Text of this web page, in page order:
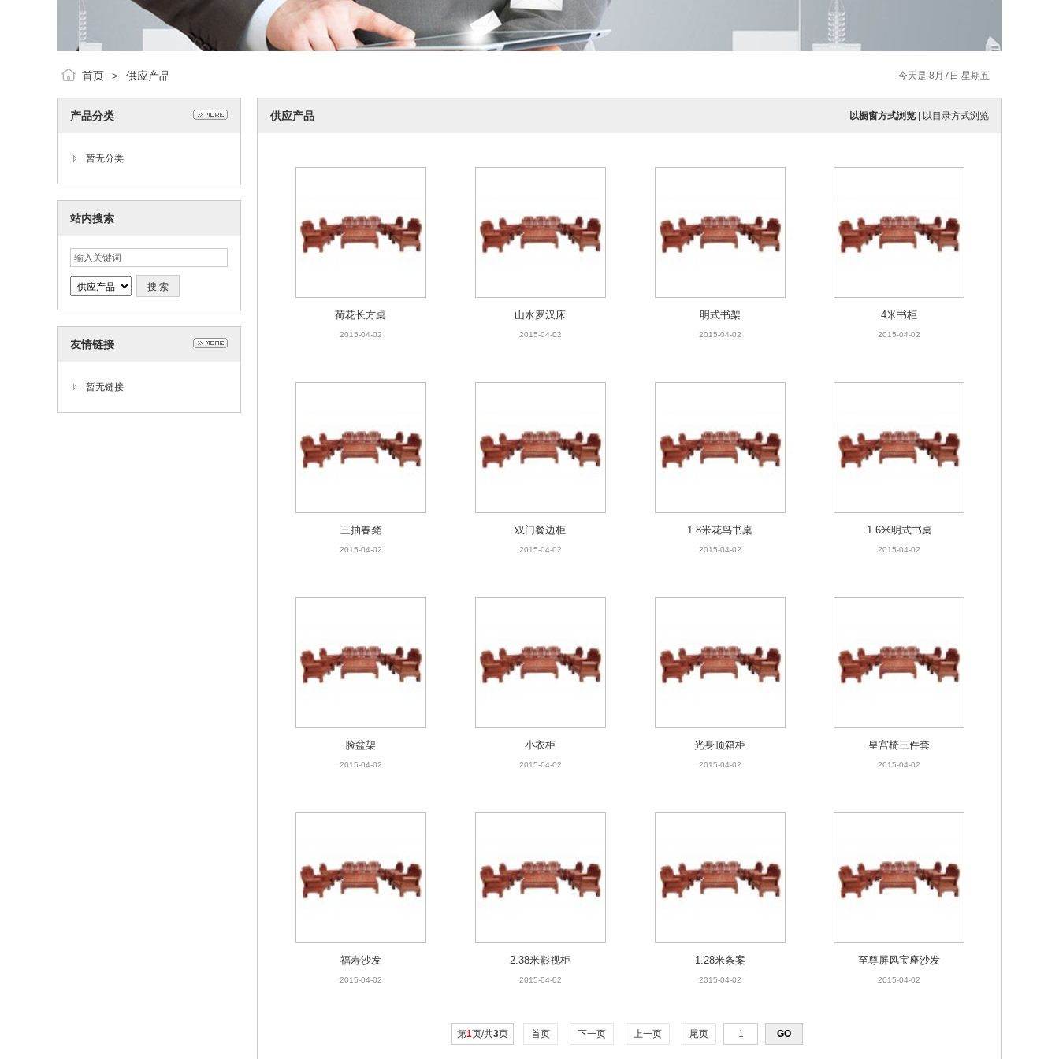
今天是 8月7日 星期五
首页 > 供应产品
产品分类
暂无分类
站内搜索
友情链接
暂无链接
以橱窗方式浏览 以目录方式浏览
供应产品
荷花长方桌
2015-04-02
山水罗汉床
2015-04-02
明式书架
2015-04-02
4米书柜
2015-04-02
三抽春凳
2015-04-02
双门餐边柜
2015-04-02
1.8米花鸟书桌
2015-04-02
1.6米明式书桌
2015-04-02
脸盆架
2015-04-02
小衣柜
2015-04-02
光身顶箱柜
2015-04-02
皇宫椅三件套
2015-04-02
福寿沙发
2015-04-02
2.38米影视柜
2015-04-02
1.28米条案
2015-04-02
至尊屏风宝座沙发
2015-04-02
第1页/共3页 首页 下一页 上一页 尾页